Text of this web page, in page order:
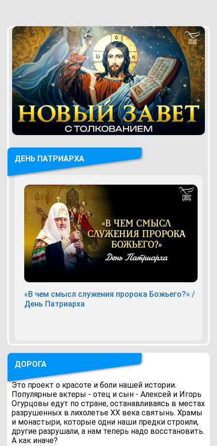
ДЕНЬ ПАТРИАРХА
«В чем смысл служения пророка Божьего?» /
День Патриарха
ДОРОГА
Это проект о красоте и боли нашей истории.
Популярные актеры - отец и сын - Алексей и Игорь
Огурцовы едут по стране, останавливаясь в местах
разрушенных в лихолетье ХХ века святынь. Храмы
и монастыри, которые одни наши предки строили,
другие разрушали, а нам теперь надо восстановить.
А как иначе?